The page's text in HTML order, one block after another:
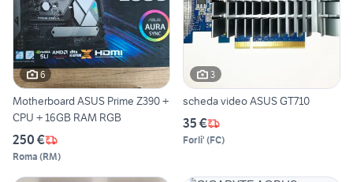
6
Motherboard ASUS Prime Z390 +
CPU + 16GB RAM RGB
250 €
Roma (RM)
3
scheda video ASUS GT710
35 €
Forli' (FC)